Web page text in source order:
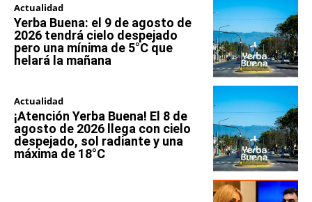
Actualidad
Yerba Buena: el 9 de agosto de
2026 tendrá cielo despejado
pero una mínima de 5°C que
helará la mañana
Actualidad
¡Atención Yerba Buena! El 8 de
agosto de 2026 llega con cielo
despejado, sol radiante y una
máxima de 18°C